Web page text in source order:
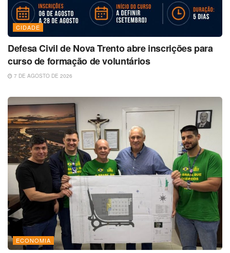
CIDADE
Defesa Civil de Nova Trento abre inscrições para
curso de formação de voluntários
7 DE AGOSTO DE 2026
ECONOMIA